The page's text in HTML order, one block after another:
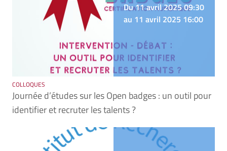
Du 11 avril 2025 09:30
au 11 avril 2025 16:00
COLLOQUES
Journée d’études sur les Open badges : un outil pour
identifier et recruter les talents ?